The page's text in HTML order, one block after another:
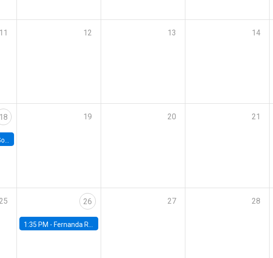
11 12 13 14
18 19 20 21
26
1:35 PM - Fernanda Rojas Ampuero, University of Wisconsin-Madison
27 28